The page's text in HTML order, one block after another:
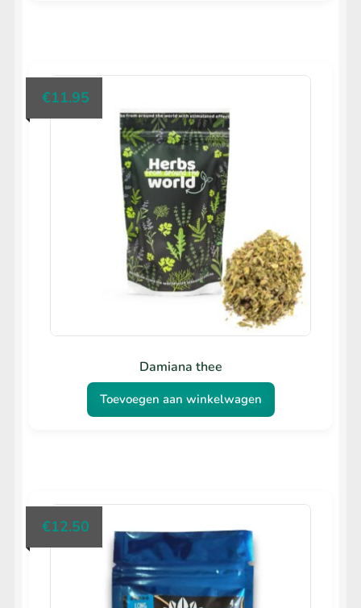
Damiana thee
€11.95
Toevoegen aan winkelwagen
€12.50